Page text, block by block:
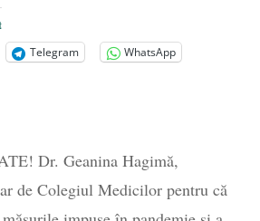
despre
Ucrainei, Volodymyr
- 13 mai 2026
Națiunea
Goga, înlăturat din Iași
Telegram
WhatsApp
Dr. Geanina Hagimă,
de Colegiul Medicilor pentru că